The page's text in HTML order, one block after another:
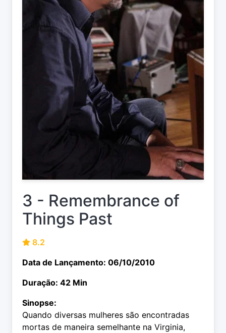
3 - Remembrance of
Things Past
8.2
Data de Lançamento: 06/10/2010
Duração: 42 Min
Sinopse:
Quando diversas mulheres são encontradas
mortas de maneira semelhante na Virginia,